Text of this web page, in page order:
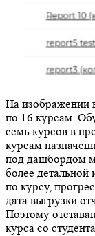
На изображении
по 16 курсам.
семь курсов в
курсам
под дашбордом
более
по курсу,
дата выгрузки
Поэтому
курса со